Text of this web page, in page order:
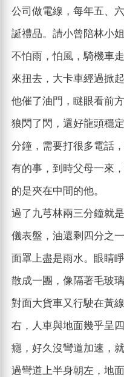
公司做電線，每年五、
誕禮品。請小曾陪林小
不怕雨，怕風，騎機車
來扭去，大卡車經過掀
他催了油門，瞇眼看前
狼閃了閃，還好龍頭穩
分鐘，需要打很多電話
有的事，到時父母一來
的是夾在中間的他。
過了九芎林兩三分鐘就
儀表盤，油還剩四分之
面罩上盡是雨水。眼睛
散成一團，像隔著毛玻璃
對面大貨車又行駛在黃
右，人車與地面幾乎呈
癮，好久沒彎道加速，
過彎道上半身朝左，地